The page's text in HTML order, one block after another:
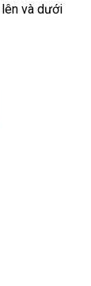
và dưới